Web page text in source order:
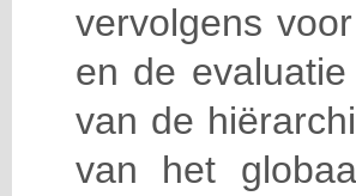
vervolgens
en de
van de
van het